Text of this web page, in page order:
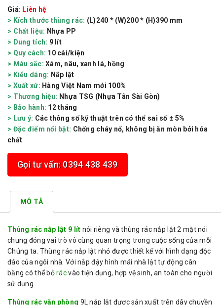
Giá: Liên hệ
> Kích thước thùng rác: (L)240 * (W)200 * (H)390 mm
> Chất liệu: Nhựa PP
> Dung tích: 9 lít
> Quy cách: 10 cái/kiện
> Màu sắc: Xám, nâu, xanh lá, hồng
> Kiểu dáng: Nắp lật
> Xuất xứ: Hàng Việt Nam mới 100%
> Thương hiệu: Nhựa TSG (Nhựa Tân Sài Gòn)
> Bảo hành: 12 tháng
> Lưu ý: Các thông số kỹ thuật trên có thể sai số ± 5%
> Đặc điểm nổi bật: Chống cháy nổ, không bị ăn mòn bởi hóa
chất
Gọi tư vấn: 0394 438 439
MÔ TẢ
Thùng rác nắp lật 9 lít nói riêng và thùng rác nắp lật 2 mặt nói
chung đóng vai trò vô cùng quan trọng trong cuộc sống của mỗi
Chúng ta. Thùng rác nắp lật nhỏ được thiết kế với hình dạng độc
đáo của ngôi nhà. Với nắp đậy hình mái nhà lật tự động cân
bằng có thể bỏrácvào tiện dụng, hợp vệ sinh, an toàn cho người
sử dụng.
Thùng rác văn phòng 9L nắp lật được sản xuất trên dây chuyền